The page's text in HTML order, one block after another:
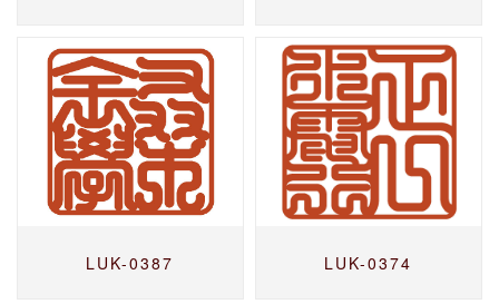
LUK-0387 LUK-0374